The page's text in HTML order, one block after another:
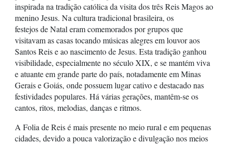
inspirada na tradição católica da visita dos três Reis Magos ao
menino Jesus. Na cultura tradicional brasileira, os
festejos de Natal eram comemorados por grupos que
visitavam as casas tocando músicas alegres em louvor aos
Santos Reis e ao nascimento de Jesus. Esta tradição ganhou
visibilidade, especialmente no século XIX, e se mantém viva
e atuante em grande parte do país, notadamente em Minas
Gerais e Goiás, onde possuem lugar cativo e destacado nas
festividades populares. Há várias gerações, mantêm-se os
cantos, ritos, melodias, danças e ritmos.
A Folia de Reis é mais presente no meio rural e em pequenas
cidades, devido a pouca valorização e divulgação nos meios